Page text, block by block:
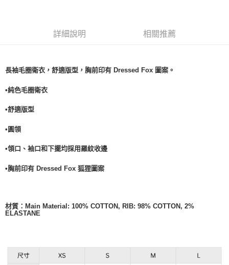
詳細說明 相關推薦
長袖毛圈衛衣，舒適版型，胸前印有 Dressed Fox 圖案。
•純色毛圈衛衣
•舒適版型
•圓領
•領口、袖口和下擺均採用羅紋收邊
•胸前印有 Dressed Fox 狐狸圖案
材質：Main Material: 100% COTTON, RIB: 98% COTTON, 2%
ELASTANE